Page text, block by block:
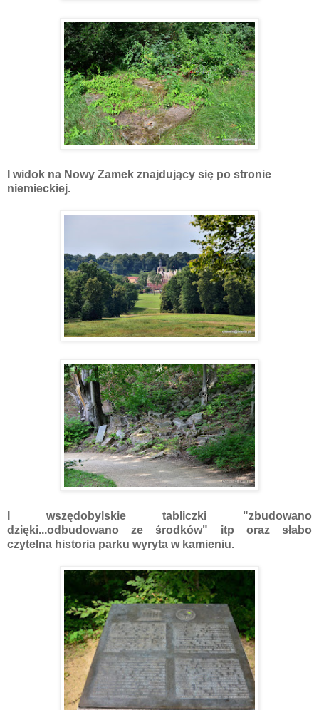
I widok na Nowy Zamek znajdujący się po stronie
niemieckiej.
I wszędobylskie tabliczki "zbudowano
dzięki...odbudowano ze środków" itp oraz słabo
czytelna historia parku wyryta w kamieniu.